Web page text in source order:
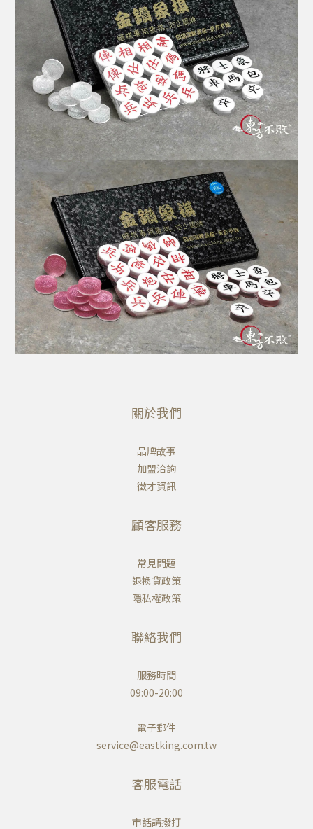
關於我們
品牌故事
加盟洽詢
徵才資訊
顧客服務
常見問題
退換貨政策
隱私權政策
聯絡我們
服務時間
09:00-20:00
電子郵件
service@eastking.com.tw
客服電話
市話請撥打